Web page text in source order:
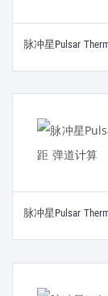
脉冲星Pulsar
脉冲星Pulsar